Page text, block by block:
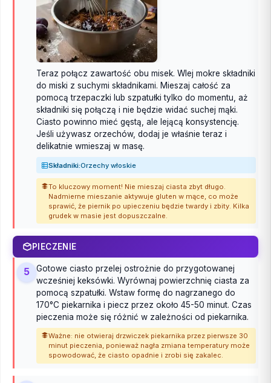
Teraz połącz zawartość obu misek. Wlej mokre składniki
do miski z suchymi składnikami. Mieszaj całość za
pomocą trzepaczki lub szpatułki tylko do momentu, aż
składniki się połączą i nie będzie widać suchej mąki.
Ciasto powinno mieć gęstą, ale lejącą konsystencję.
Jeśli używasz orzechów, dodaj je właśnie teraz i
delikatnie wmieszaj w masę.
Składniki:Orzechy włoskie
To kluczowy moment! Nie mieszaj ciasta zbyt długo.
Nadmierne mieszanie aktywuje gluten w mące, co może
sprawić, że piernik po upieczeniu będzie twardy i zbity. Kilka
grudek w masie jest dopuszczalne.
PIECZENIE
5
Gotowe ciasto przelej ostrożnie do przygotowanej
wcześniej keksówki. Wyrównaj powierzchnię ciasta za
pomocą szpatułki. Wstaw formę do nagrzanego do
170°C piekarnika i piecz przez około 45-50 minut. Czas
pieczenia może się różnić w zależności od piekarnika.
Ważne: nie otwieraj drzwiczek piekarnika przez pierwsze 30
minut pieczenia, ponieważ nagła zmiana temperatury może
spowodować, że ciasto opadnie i zrobi się zakalec.